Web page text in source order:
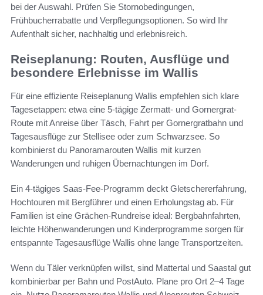
bei der Auswahl. Prüfen Sie Stornobedingungen,
Frühbucherrabatte und Verpflegungsoptionen. So wird Ihr
Aufenthalt sicher, nachhaltig und erlebnisreich.
Reiseplanung: Routen, Ausflüge und
besondere Erlebnisse im Wallis
Für eine effiziente Reiseplanung Wallis empfehlen sich klare
Tagesetappen: etwa eine 5-tägige Zermatt- und Gornergrat-
Route mit Anreise über Täsch, Fahrt per Gornergratbahn und
Tagesausflüge zur Stellisee oder zum Schwarzsee. So
kombinierst du Panoramarouten Wallis mit kurzen
Wanderungen und ruhigen Übernachtungen im Dorf.
Ein 4-tägiges Saas-Fee-Programm deckt Gletschererfahrung,
Hochtouren mit Bergführer und einen Erholungstag ab. Für
Familien ist eine Grächen-Rundreise ideal: Bergbahnfahrten,
leichte Höhenwanderungen und Kinderprogramme sorgen für
entspannte Tagesausflüge Wallis ohne lange Transportzeiten.
Wenn du Täler verknüpfen willst, sind Mattertal und Saastal gut
kombinierbar per Bahn und PostAuto. Plane pro Ort 2–4 Tage